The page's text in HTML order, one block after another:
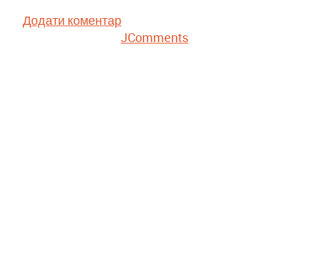
Додати коментар
JComments